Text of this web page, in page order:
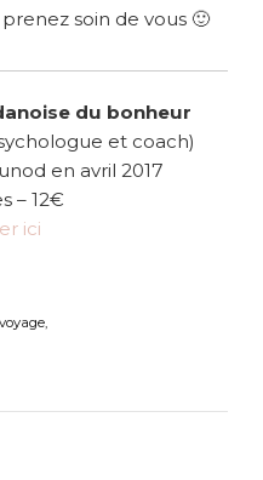
soin de vous 🙂
du bonheur
et coach)
en avril 2017
– 12€
ici